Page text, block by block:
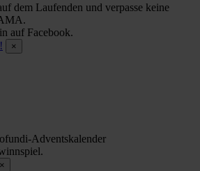
dem Laufenden und verpasse keine
auf Facebook.
×
Adventskalender
×